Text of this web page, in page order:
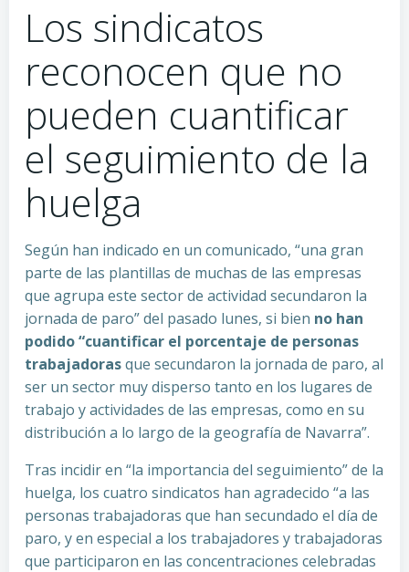
Los sindicatos
reconocen que no
pueden cuantificar
el seguimiento de la
huelga
Según han indicado en un comunicado, “una gran
parte de las plantillas de muchas de las empresas
que agrupa este sector de actividad secundaron la
jornada de paro” del pasado lunes, si bien no han
podido “cuantificar el porcentaje de personas
trabajadorasque secundaron la jornada de paro, al
ser un sector muy disperso tanto en los lugares de
trabajo y actividades de las empresas, como en su
distribución a lo largo de la geografía de Navarra”.
Tras incidir en “la importancia del seguimiento” de la
huelga, los cuatro sindicatos han agradecido “a las
personas trabajadoras que han secundado el día de
paro, y en especial a los trabajadores y trabajadoras
que participaron en las concentraciones celebradas